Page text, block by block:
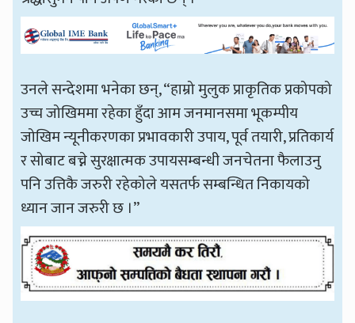
उनले सन्देशमा भनेका छन्, “हाम्रो मुलुक प्राकृतिक प्रकोपको
उच्च जोखिममा रहेका हुँदा आम जनमानसमा भूकम्पीय
जोखिम न्यूनीकरणका प्रभावकारी उपाय, पूर्व तयारी, प्रतिकार्य
र सोबाट बच्ने सुरक्षात्मक उपायसम्बन्धी जनचेतना फैलाउनु
पनि उत्तिकै जरुरी रहेकोले यसतर्फ सम्बन्धित निकायको
ध्यान जान जरुरी छ ।”